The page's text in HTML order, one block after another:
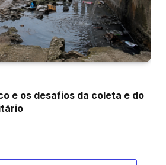
e os desafios da coleta e do